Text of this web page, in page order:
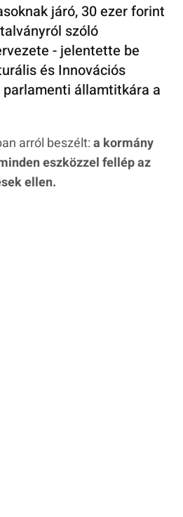
járó, 30 ezer forint
szóló
- jelentette be
és Innovációs
államtitkára a
arról beszélt:a kormány
eszközzel fellép az
ellen.